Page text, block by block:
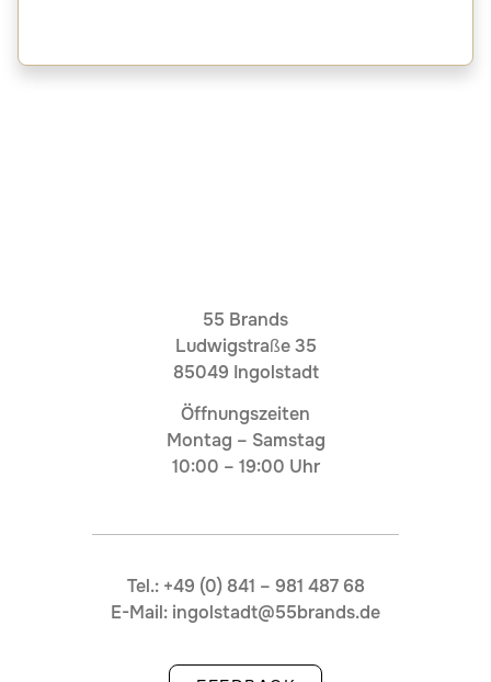
55 Brands
Ludwigstraße 35
85049 Ingolstadt
Öffnungszeiten
Montag – Samstag
10:00 – 19:00 Uhr
Tel.: +49 (0) 841 – 981 487 68
E-Mail: ingolstadt@55brands.de